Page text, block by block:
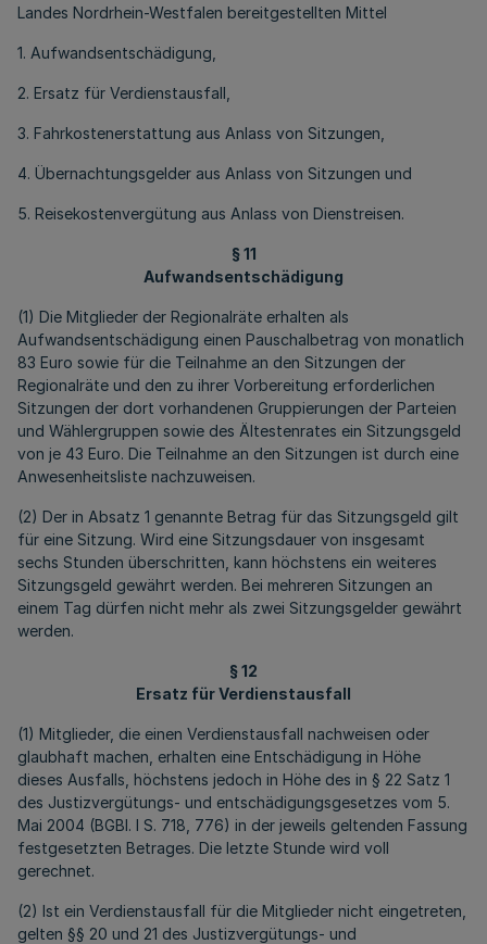
Landes Nordrhein-Westfalen bereitgestellten Mittel
1. Aufwandsentschädigung,
2. Ersatz für Verdienstausfall,
3. Fahrkostenerstattung aus Anlass von Sitzungen,
4. Übernachtungsgelder aus Anlass von Sitzungen und
5. Reisekostenvergütung aus Anlass von Dienstreisen.
§ 11
Aufwandsentschädigung
(1) Die Mitglieder der Regionalräte erhalten als
Aufwandsentschädigung einen Pauschalbetrag von monatlich
83 Euro sowie für die Teilnahme an den Sitzungen der
Regionalräte und den zu ihrer Vorbereitung erforderlichen
Sitzungen der dort vorhandenen Gruppierungen der Parteien
und Wählergruppen sowie des Ältestenrates ein Sitzungsgeld
von je 43 Euro. Die Teilnahme an den Sitzungen ist durch eine
Anwesenheitsliste nachzuweisen.
(2) Der in Absatz 1 genannte Betrag für das Sitzungsgeld gilt
für eine Sitzung. Wird eine Sitzungsdauer von insgesamt
sechs Stunden überschritten, kann höchstens ein weiteres
Sitzungsgeld gewährt werden. Bei mehreren Sitzungen an
einem Tag dürfen nicht mehr als zwei Sitzungsgelder gewährt
werden.
§ 12
Ersatz für Verdienstausfall
(1) Mitglieder, die einen Verdienstausfall nachweisen oder
glaubhaft machen, erhalten eine Entschädigung in Höhe
dieses Ausfalls, höchstens jedoch in Höhe des in § 22 Satz 1
des Justizvergütungs- und entschädigungsgesetzes vom 5.
Mai 2004 (BGBl. I S. 718, 776) in der jeweils geltenden Fassung
festgesetzten Betrages. Die letzte Stunde wird voll
gerechnet.
(2) Ist ein Verdienstausfall für die Mitglieder nicht eingetreten,
gelten §§ 20 und 21 des Justizvergütungs- und